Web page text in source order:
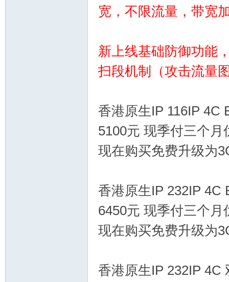
宽，不限流量，带宽
新上线基础防御功能
扫段机制（攻击流量
香港原生IP 116IP
5100元 现季付三个月
现在购买免费升级为
香港原生IP 232IP
6450元 现季付三个月
现在购买免费升级为
香港原生IP 232IP 4C